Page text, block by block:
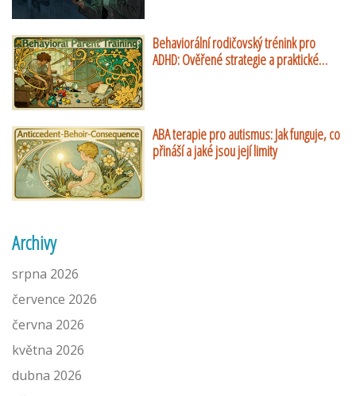
Behaviorální rodičovský trénink pro
ADHD: Ověřené strategie a praktické
ABA terapie pro autismus: Jak funguje, co
přináší a jaké jsou její limity
Archivy
srpna 2026
července 2026
června 2026
května 2026
dubna 2026